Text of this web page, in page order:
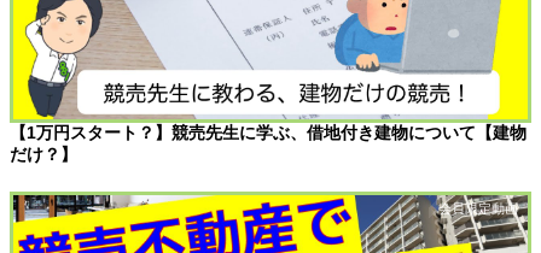
【1万円スタート？】競売先生に学ぶ、借地付き建物について【建物
だけ？】